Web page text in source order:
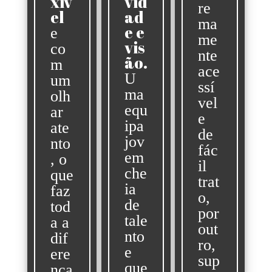
Streaming
Som
Luz
Palcos
Ecrãs & Projeção
Design & Estratégia
Websites
Identidade Visual
Filmes & Séries
ALUGUER
Estúdio
el
e
co
m
um
olh
ar
ate
nto
, o
que
faz
tod
a a
dif
ere
ad
e e
vis
ão.
U
ma
equ
ipa
jov
em
che
ia
de
tale
nto
e
que
re
ma
me
nte
ace
ssí
vel
e
de
fác
il
trat
o,
por
out
ro,
sup